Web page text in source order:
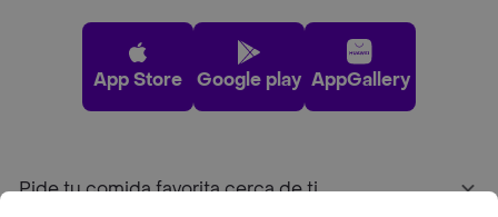
App Store Google play AppGallery
Pide tu comida favorita cerca de ti